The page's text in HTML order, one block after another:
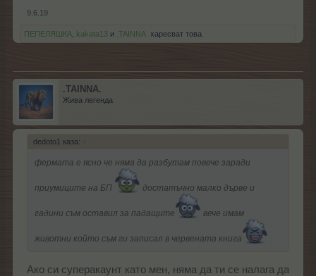
9.6.19
ПЕПЕЛЯШКА kakata13 и .TAINNA. харесват това.
.TAINNA.
Жива легенда
dedoto1 каза: ↑
фермата е ясно че няма да разбутам повече заради
приумиците на БП достатъчно малко дърве и
гадини съм оставил за падащите вече имам
животни който съм ги записал в червената книга
Ако си суперакаунт като мен, няма да ти се налага да